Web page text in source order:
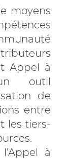
moyens
Appel à
outil
de
entre
les tiers-
à